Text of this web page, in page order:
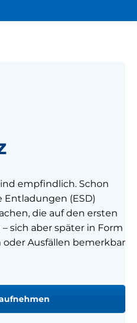
empfindlich. Schon
(ESD)
die auf den ersten
sich aber später in Form
Ausfällen bemerkbar